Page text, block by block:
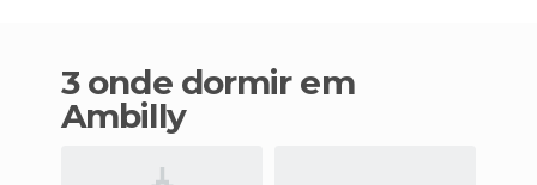
3 onde dormir em
Ambilly